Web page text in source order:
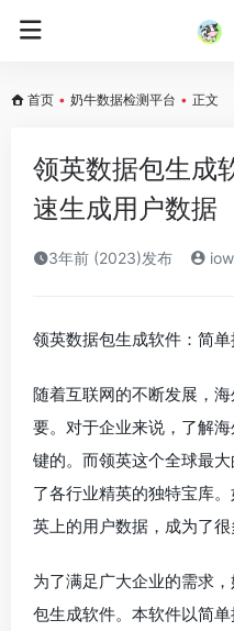
首页 • 奶牛数据检测平台 • 正文
领英数据包生成
速生成用户数据
3年前 (2023)发布
领英数据包生成软件：简
随着互联网的不断发展，
要。对于企业来说，了解
键的。而领英这个全球最
了各行业精英的独特宝库
英上的用户数据，成为了很
为了满足广大企业的需求
包生成软件。本软件以简